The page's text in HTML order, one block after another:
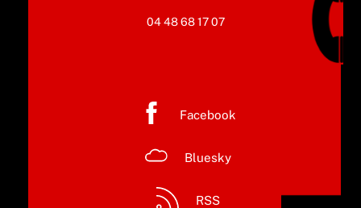
04 48 68 17 07
Facebook
Bluesky
RSS